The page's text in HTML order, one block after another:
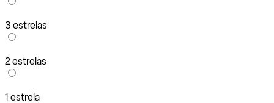
3 estrelas
2 estrelas
1 estrela